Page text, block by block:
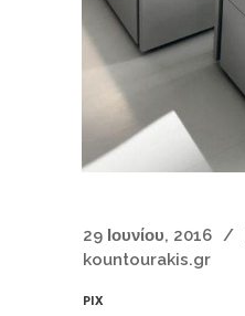
29 Ιουνίου, 2016
kountourakis.gr
PIX